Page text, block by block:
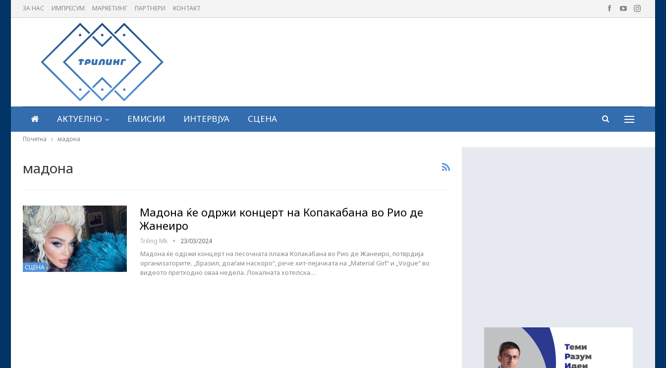
ЗА НАС ИМПРЕСУМ МАРКЕТИНГ ПАРТНЕРИ КОНТАКТ
АКТУЕЛНО ЕМИСИИ ИНТЕРВЈУА СЦЕНА
Почетна мадона
мадона
СЦЕНА
Мадона ќе одржи концерт на Копакабана во Рио де
Жанеиро
Triling Mk 23/03/2024
Мадона ќе одржи концерт на песочната плажа Копакабанa во Рио де Жанеиро, потврдија
организаторите. „Бразил, доаѓам наскоро“, рече хит-пејачката на „Material Girl“ и „Vogue“ во
видеото претходно оваа недела. Локалната хотелска…